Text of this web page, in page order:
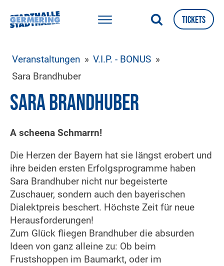
Tickets
Veranstaltungen » V.I.P. - BONUS »
Sara Brandhuber
Sara Brandhuber
A scheena Schmarrn!
Die Herzen der Bayern hat sie längst erobert und
ihre beiden ersten Erfolgsprogramme haben
Sara Brandhuber nicht nur begeisterte
Zuschauer, sondern auch den bayerischen
Dialektpreis beschert. Höchste Zeit für neue
Herausforderungen!
Zum Glück fliegen Brandhuber die absurden
Ideen von ganz alleine zu: Ob beim
Frustshoppen im Baumarkt, oder im